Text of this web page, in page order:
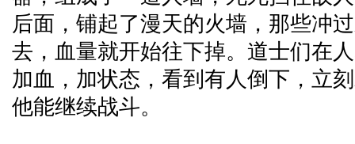
后面，铺起了漫天的火墙，那些冲
去，血量就开始往下掉。道士们在
加血，加状态，看到有人倒下，立
他能继续战斗。